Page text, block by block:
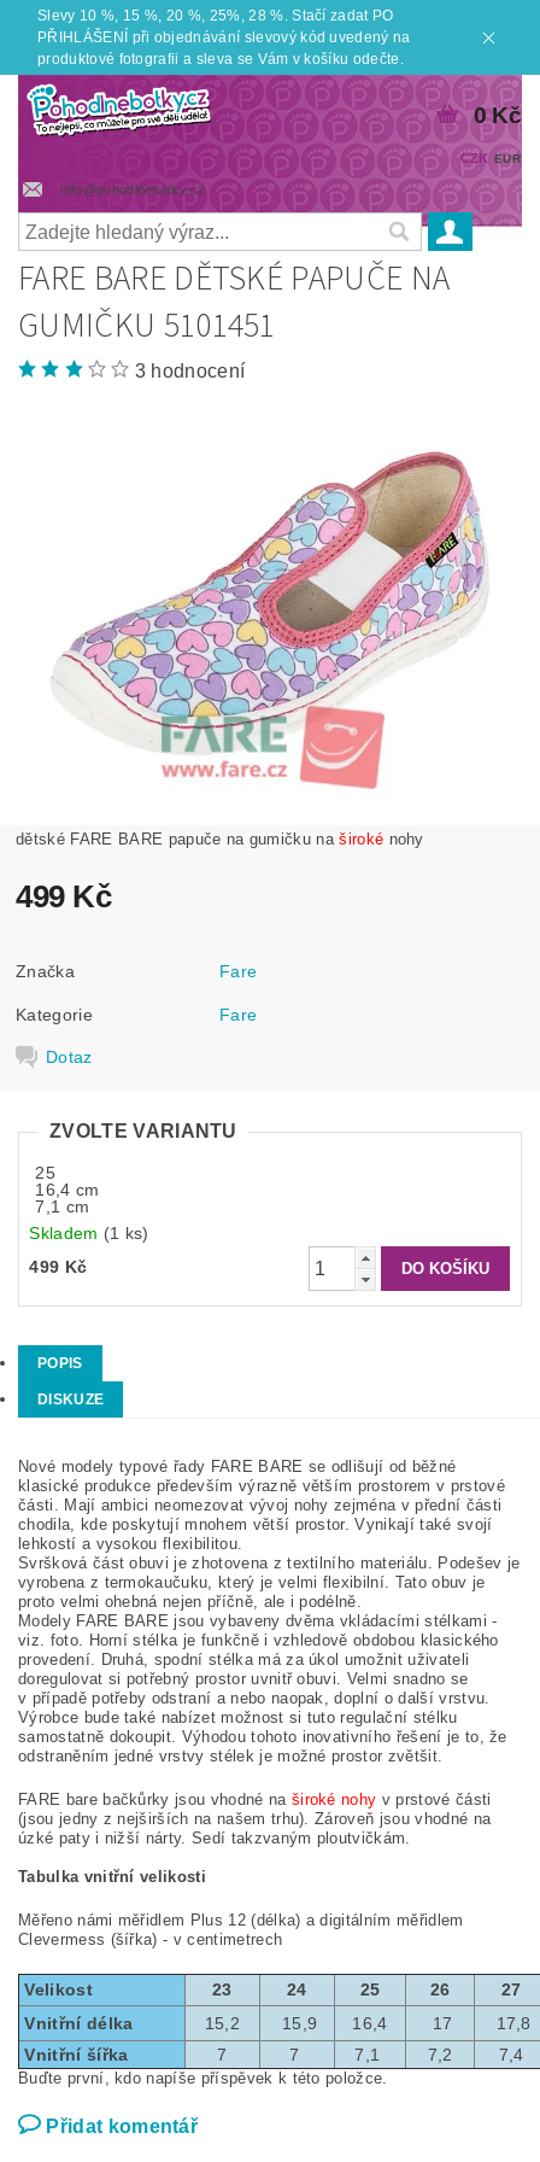
Slevy 10 %, 15 %, 20 %, 25%, 28 %. Stačí zadat PO
PŘIHLÁŠENÍ při objednávání slevový kód uvedený na
produktové fotografii a sleva se Vám v košíku odečte.
info@pohodlnebotky.cz
CZK EUR
0 Kč
FARE BARE DĚTSKÉ PAPUČE NA
GUMIČKU 5101451
3 hodnocení
dětské FARE BARE papuče na gumičku naširoké nohy
499 Kč
Značka Fare
Kategorie Fare
Dotaz
ZVOLTE VARIANTU
25
16,4 cm
7,1 cm
Skladem (1 ks)
499 Kč
POPIS
DISKUZE
Nové modely typové řady FARE BARE se odlišují od běžné
klasické produkce především výrazně větším prostorem v prstové
části. Mají ambici neomezovat vývoj nohy zejména v přední části
chodila, kde poskytují mnohem větší prostor. Vynikají také svojí
lehkostí a vysokou flexibilitou.
Svršková část obuvi je zhotovena z textilního materiálu. Podešev je
vyrobena z termokaučuku, který je velmi flexibilní. Tato obuv je
proto velmi ohebná nejen příčně, ale i podélně.
Modely FARE BARE jsou vybaveny dvěma vkládacími stélkami -
viz. foto. Horní stélka je funkčně i vzhledově obdobou klasického
provedení. Druhá, spodní stélka má za úkol umožnit uživateli
doregulovat si potřebný prostor uvnitř obuvi. Velmi snadno se
v případě potřeby odstraní a nebo naopak, doplní o další vrstvu.
Výrobce bude také nabízet možnost si tuto regulační stélku
samostatně dokoupit. Výhodou tohoto inovativního řešení je to, že
odstraněním jedné vrstvy stélek je možné prostor zvětšit.
FARE bare bačkůrky jsou vhodné na široké nohy v prstové části
(jsou jedny z nejširších na našem trhu). Zároveň jsou vhodné na
úzké paty i nižší nárty. Sedí takzvaným ploutvičkám.
Tabulka vnitřní velikosti
Měřeno námi měřidlem Plus 12 (délka) a digitálním měřidlem
Clevermess (šířka) - v centimetrech
Velikost 23 24 25 26
27
Vnitřní délka
15,2 15,9 16,4 17
17,8
Vnitřní šířka
7 7 7,1 7,2 7,4
Buďte první, kdo napíše příspěvek k této položce.
Přidat komentář